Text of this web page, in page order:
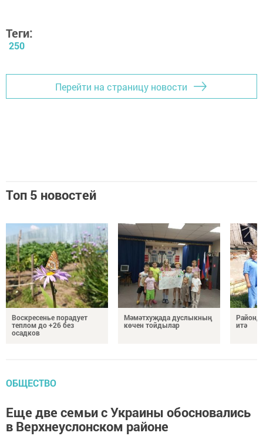
Теги:
250
Перейти на страницу новости
Топ 5 новостей
Воскресенье порадует
теплом до +26 без
осадков
Мәмәтхуҗада дуслыкның
көчен тойдылар
итә
ОБЩЕСТВО
Еще две семьи с Украины обосновались
в Верхнеуслонском районе